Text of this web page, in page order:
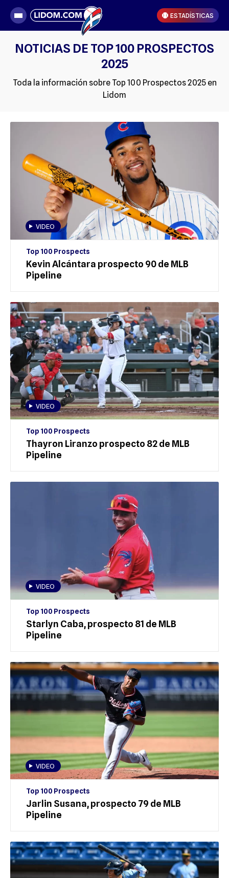
ESTADÍSTICAS
NOTICIAS DE TOP 100 PROSPECTOS
2025
Toda la información sobre Top 100 Prospectos 2025 en
Lidom
VIDEO
Top 100 Prospects
Kevin Alcántara prospecto 90 de MLB
Pipeline
VIDEO
Top 100 Prospects
Thayron Liranzo prospecto 82 de MLB
Pipeline
VIDEO
Top 100 Prospects
Starlyn Caba, prospecto 81 de MLB
Pipeline
VIDEO
Top 100 Prospects
Jarlin Susana, prospecto 79 de MLB
Pipeline